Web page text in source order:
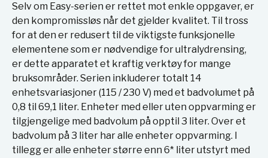
Selv om Easy-serien er rettet mot enkle oppgaver, er
den kompromissløs når det gjelder kvalitet. Til tross
for at den er redusert til de viktigste funksjonelle
elementene som er nødvendige for ultralydrensing,
er dette apparatet et kraftig verktøy for mange
bruksområder. Serien inkluderer totalt 14
enhetsvariasjoner (115 / 230 V) med et badvolumet på
0,8 til 69,1 liter. Enheter med eller uten oppvarming er
tilgjengelige med badvolum på opptil 3 liter. Over et
badvolum på 3 liter har alle enheter oppvarming. I
tillegg er alle enheter større enn 6* liter utstyrt med